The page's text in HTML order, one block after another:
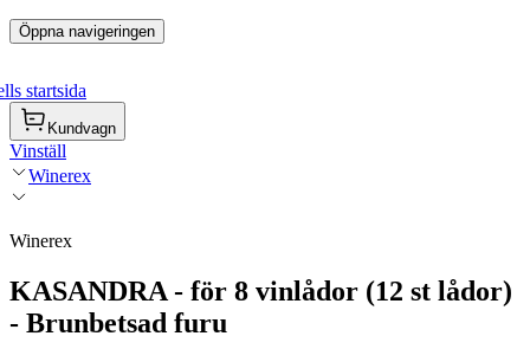
Öppna navigeringen
startsida
Kundvagn
Vinställ
Winerex
Winerex
KASANDRA - för 8 vinlådor (12 st lådor)
- Brunbetsad furu